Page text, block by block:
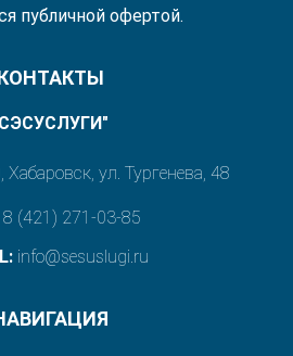
публичной офертой.
Хабаровск, ул. Тургенева, 48
8 (421) 271-03-85
info@sesuslugi.ru